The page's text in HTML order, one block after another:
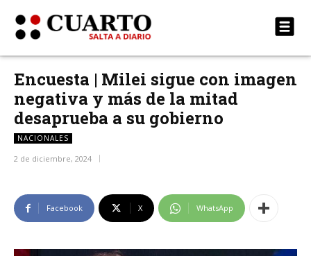
Encuesta | Milei sigue con imagen
negativa y más de la mitad
desaprueba a su gobierno
NACIONALES
2 de diciembre, 2024
Facebook X WhatsApp